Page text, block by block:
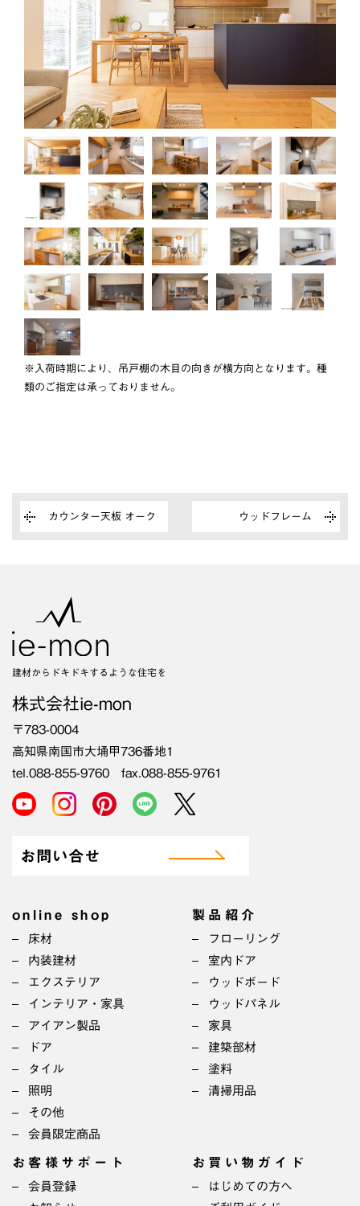
※入荷時期により、吊戸棚の木目の向きが横方向となります。種
類のご指定は承っておりません。
カウンター天板 オーク ウッドフレーム
建材からドキドキするような住宅を
株式会社ie-mon
〒783-0004
高知県南国市大埇甲736番地1
tel.088-855-9760 fax.088-855-9761
お問い合せ
online shop
床材
内装建材
エクステリア
インテリア・家具
アイアン製品
ドア
タイル
照明
その他
会員限定商品
製品紹介
フローリング
室内ドア
ウッドボード
ウッドパネル
家具
建築部材
塗料
清掃用品
お客様サポート
会員登録
お買い物ガイド
はじめての方へ